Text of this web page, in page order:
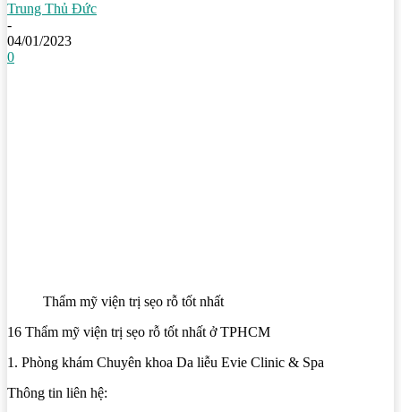
Trung Thủ Đức
-
04/01/2023
0
Thẩm mỹ viện trị sẹo rỗ tốt nhất
16 Thẩm mỹ viện trị sẹo rỗ tốt nhất ở TPHCM
1. Phòng khám Chuyên khoa Da liễu Evie Clinic & Spa
Thông tin liên hệ: